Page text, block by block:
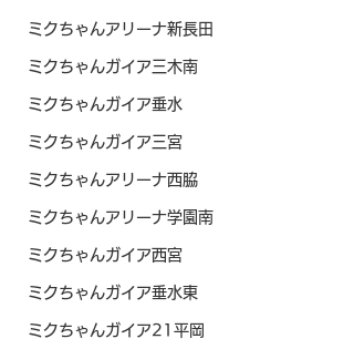
ミクちゃんアリーナ新長田
ミクちゃんガイア三木南
ミクちゃんガイア垂水
ミクちゃんガイア三宮
ミクちゃんアリーナ西脇
ミクちゃんアリーナ学園南
ミクちゃんガイア西宮
ミクちゃんガイア垂水東
ミクちゃんガイア21平岡